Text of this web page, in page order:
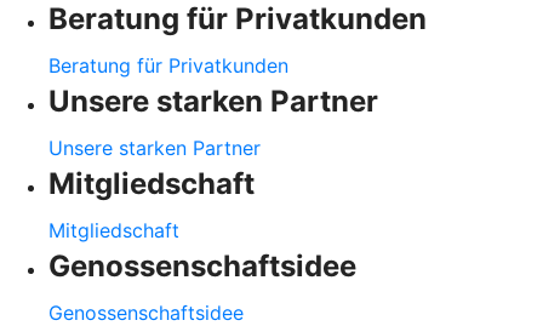
Beratung für Privatkunden
Beratung für Privatkunden
Unsere starken Partner
Unsere starken Partner
Mitgliedschaft
Mitgliedschaft
Genossenschaftsidee
Genossenschaftsidee